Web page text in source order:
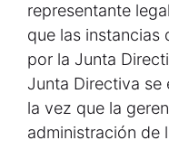
representante
que las instancias
por la Junta
Junta Directiva se
la vez que la
administración de